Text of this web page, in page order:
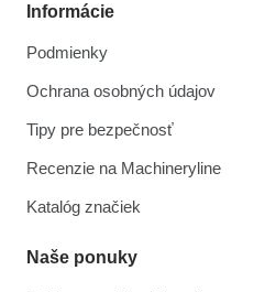
Informácie
Podmienky
Ochrana osobných údajov
Tipy pre bezpečnosť
Recenzie na Machineryline
Katalóg značiek
Naše ponuky